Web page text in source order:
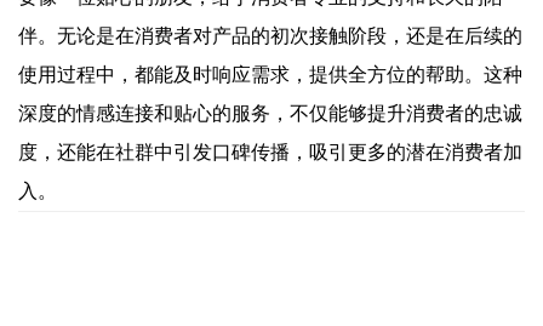
伴。无论是在消费者对产品的初次接触阶段，还是在后续的
使用过程中，都能及时响应需求，提供全方位的帮助。这种
深度的情感连接和贴心的服务，不仅能够提升消费者的忠诚
度，还能在社群中引发口碑传播，吸引更多的潜在消费者加
入。